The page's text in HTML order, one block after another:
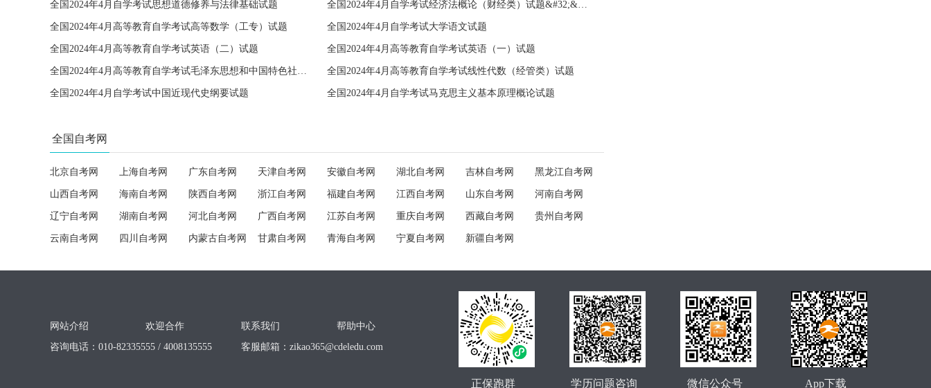
全国2024年4月自学考试思想道德修养与法律基础试题 全国2024年4月自学考试经济法概论（财经类）试题&#32;&#32;
全国2024年4月高等教育自学考试高等数学（工专）试题 全国2024年4月自学考试大学语文试题
全国2024年4月高等教育自学考试英语（二）试题 全国2024年4月高等教育自学考试英语（一）试题
全国2024年4月高等教育自学考试毛泽东思想和中国特色社会主义理论体系概论试题 全国2024年4月高等教育自学考试线性代数（经管类）试题
全国2024年4月自学考试中国近现代史纲要试题 全国2024年4月自学考试马克思主义基本原理概论试题
全国自考网
北京自考网 上海自考网 广东自考网 天津自考网 安徽自考网 湖北自考网 吉林自考网 黑龙江自考网
山西自考网 海南自考网 陕西自考网 浙江自考网 福建自考网 江西自考网 山东自考网 河南自考网
辽宁自考网 湖南自考网 河北自考网 广西自考网 江苏自考网 重庆自考网 西藏自考网 贵州自考网
云南自考网 四川自考网 内蒙古自考网 甘肃自考网 青海自考网 宁夏自考网 新疆自考网
网站介绍 欢迎合作 联系我们
帮助中心
咨询电话：010-82335555 / 4008135555
客服邮箱： zikao365@cdeledu.com
App下载
微信公众号
学历问题咨询
正保跑群